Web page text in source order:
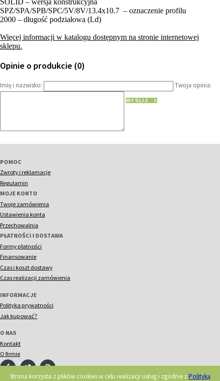
Strona korzysta z plików cookies w celu realizacji usług i zgodnie zPolityką
SPZ/SPA/SPB/SPC/5V/8V/13.4x10.7 – oznaczenie profilu
2000 – długość podziałowa (Ld)
Więcej informacji w katalogu dostępnym na stronie internetowej
sklepu.
Opinie o produkcie (0)
Imię i nazwisko: Twoja opinia:
WYŚLIJ
POMOC
Zwroty i reklamacje
Regulamin
MOJE KONTO
Twoje zamówienia
Ustawienia konta
Przechowalnia
PŁATNOŚCI I DOSTAWA
Formy płatności
Finansowanie
Czas i koszt dostawy
Czas realizacji zamówienia
INFORMACJE
Polityka prywatności
Jak kupować?
O NAS
Kontakt
O firmie